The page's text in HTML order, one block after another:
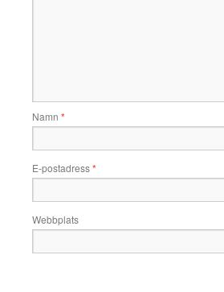
Namn *
E-postadress*
Webbplats